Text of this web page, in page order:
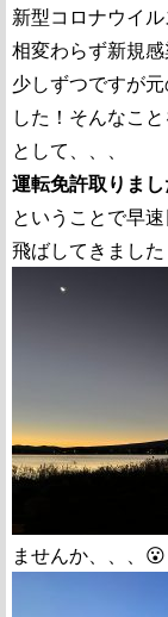
新型コロナウイ
相変わらず新規
少しずつですが
した！そんなこ
として、、、
運転免許取りまし
ということで早
飛ばしてきまし
ませんか、、、😮